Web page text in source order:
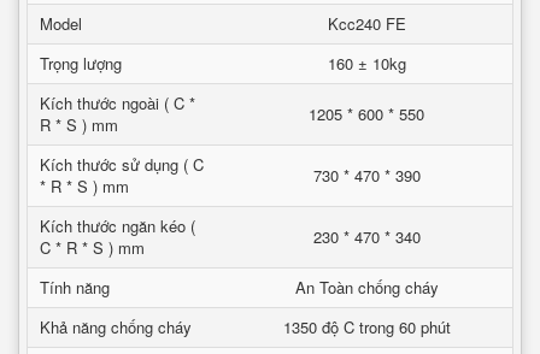
Model
Kcc240 FE
Trọng lượng
160 ± 10kg
Kích thước ngoài ( C *
R * S ) mm
1205 * 600 * 550
Kích thước sử dụng ( C
* R * S ) mm
730 * 470 * 390
Kích thước ngăn kéo (
C * R * S ) mm
230 * 470 * 340
Tính năng
An Toàn chống cháy
Khả năng chống cháy
1350 độ C trong 60 phút